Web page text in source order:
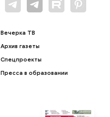
Вечерка ТВ
Архив газеты
Спецпроекты
Пресса в образовании